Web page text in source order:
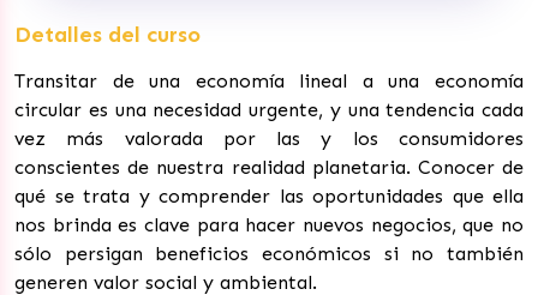
Detalles del curso
Transitar de una economía lineal a una economía
circular es una necesidad urgente, y una tendencia cada
vez más valorada por las y los consumidores
conscientes de nuestra realidad planetaria. Conocer de
qué se trata y comprender las oportunidades que ella
nos brinda es clave para hacer nuevos negocios, que no
sólo persigan beneficios económicos si no también
generen valor social y ambiental.